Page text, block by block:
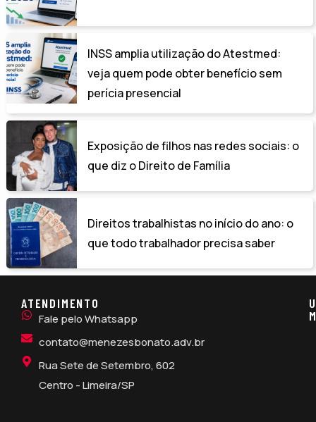
INSS amplia utilização do Atestmed:
veja quem pode obter benefício sem
perícia presencial
Exposição de filhos nas redes sociais: o
que diz o Direito de Família
Direitos trabalhistas no início do ano: o
que todo trabalhador precisa saber
ATENDIMENTO
Fale pelo Whatsapp
contato@menezesbonato.adv.br
Rua Sete de Setembro, 602
Centro - Limeira/SP